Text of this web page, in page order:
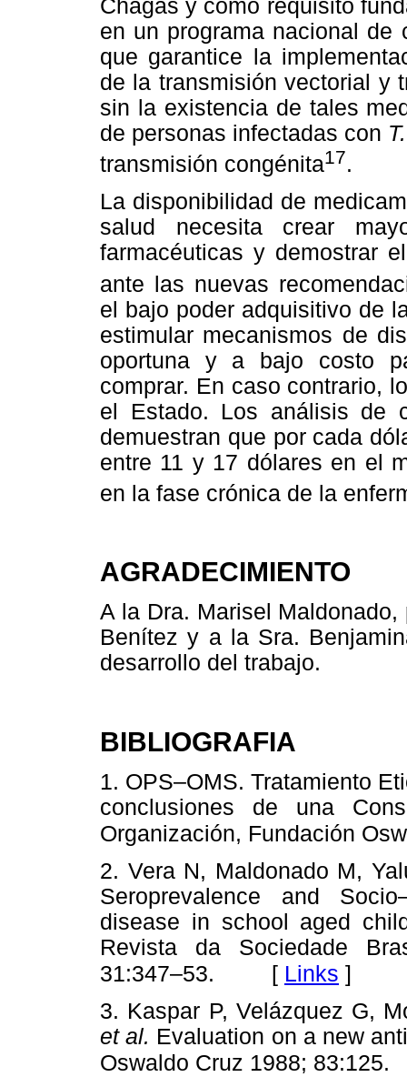
Chagas y como requisito
en un programa nacional de
que garantice la
de la transmisión vectorial y
sin la existencia de tales
de personas infectadas con
transmisión congénita17.
La disponibilidad de
salud necesita crear
farmacéuticas y demostrar
ante las nuevas
el bajo poder adquisitivo de
estimular mecanismos de
oportuna y a bajo costo
comprar. En caso contrario,
el Estado. Los análisis de
demuestran que por cada
entre 11 y 17 dólares en el
en la fase crónica de la
AGRADECIMIENTO
A la Dra. Marisel
Benítez y a la Sra.
desarrollo del trabajo.
BIBLIOGRAFIA
1. OPS–OMS. Tratamiento
conclusiones de una
Organización, Fundación
2. Vera N, Maldonado M,
Seroprevalence and
disease in school aged
Revista da Sociedade
31:347–53.
[ Links ]
3. Kaspar P, Velázquez G,
et al. Evaluation on a new
Oswaldo Cruz 1988; 83:125.